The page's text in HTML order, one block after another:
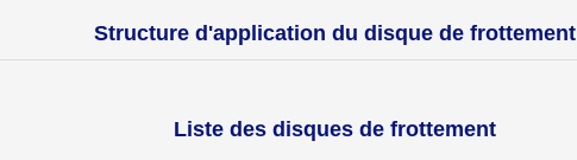
Structure d'application du disque de frottement
Liste des disques de frottement